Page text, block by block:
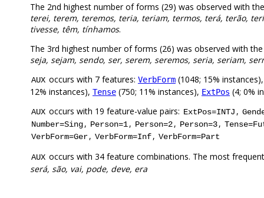
The 2nd highest number of forms (29) was observed with
terei, terem, teremos, teria, teriam, termos, terá, terão,
tivesse, têm, tínhamos.
The 3rd highest number of forms (26) was observed with
seja, sejam, sendo, ser, serem, seremos, seria, seriam,
AUX occurs with 7 features: VerbForm (1048; 15%
12% instances), Tense (750; 11% instances), ExtPos (4; 0%
AUX occurs with 19 feature-value pairs: ExtPos=INTJ ,
Number=Sing, Person=1, Person=2, Person=3,
VerbForm=Ger, VerbForm=Inf, VerbForm=Part
AUX occurs with 34 feature combinations. The most
será, são, vai, pode, deve, era